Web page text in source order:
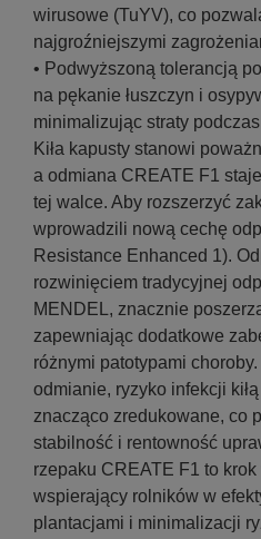
wirusowe (TuYV), co
najgroźniejszymi
• Podwyższoną tolerancją
na pękanie łuszczyn i
minimalizując straty
Kiła kapusty stanowi
a odmiana CREATE F1
tej walce. Aby rozszerzyć
wprowadzili nową cechę
Resistance Enhanced 1).
rozwinięciem tradycyjnej
MENDEL, znacznie
zapewniając dodatkowe
różnymi patotypami
odmianie, ryzyko infekcji
znacząco zredukowane, co
stabilność i rentowność
rzepaku CREATE F1 to krok
wspierający rolników w
plantacjami i minimalizacji